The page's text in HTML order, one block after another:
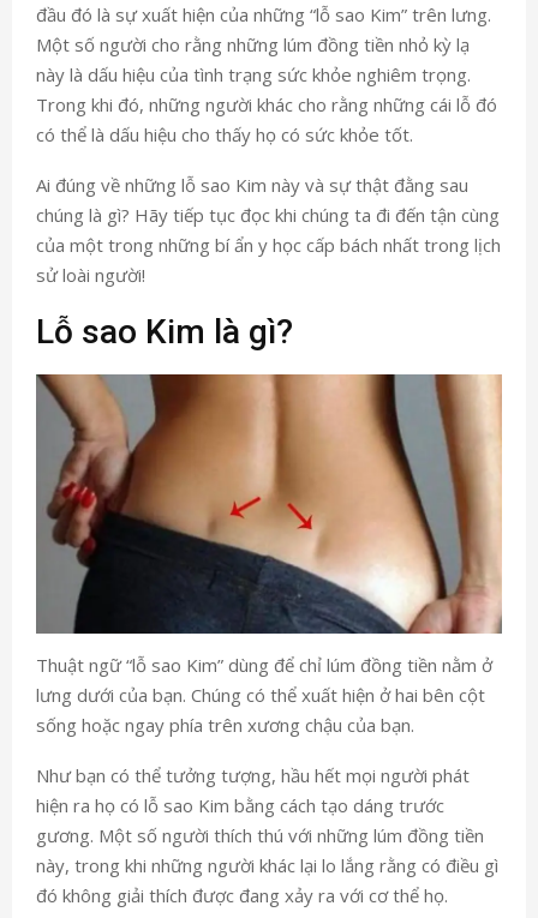
đầu đó là sự xuất hiện của những “lỗ sao Kim” trên lưng.
Một số người cho rằng những lúm đồng tiền nhỏ kỳ lạ
này là dấu hiệu của tình trạng sức khỏe nghiêm trọng.
Trong khi đó, những người khác cho rằng những cái lỗ đó
có thể là dấu hiệu cho thấy họ có sức khỏe tốt.
Ai đúng về những lỗ sao Kim này và sự thật đằng sau
chúng là gì? Hãy tiếp tục đọc khi chúng ta đi đến tận cùng
của một trong những bí ẩn y học cấp bách nhất trong lịch
sử loài người!
Lỗ sao Kim là gì?
Thuật ngữ “lỗ sao Kim” dùng để chỉ lúm đồng tiền nằm ở
lưng dưới của bạn. Chúng có thể xuất hiện ở hai bên cột
sống hoặc ngay phía trên xương chậu của bạn.
Như bạn có thể tưởng tượng, hầu hết mọi người phát
hiện ra họ có lỗ sao Kim bằng cách tạo dáng trước
gương. Một số người thích thú với những lúm đồng tiền
này, trong khi những người khác lại lo lắng rằng có điều gì
đó không giải thích được đang xảy ra với cơ thể họ.